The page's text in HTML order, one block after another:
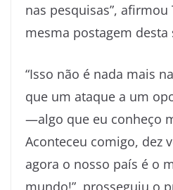
nas pesquisas”, afirmou
mesma postagem desta
“Isso não é nada mais
que um ataque a um
—algo que eu conheço
Aconteceu comigo, dez
agora o nosso país é o
mundo!”, prosseguiu o